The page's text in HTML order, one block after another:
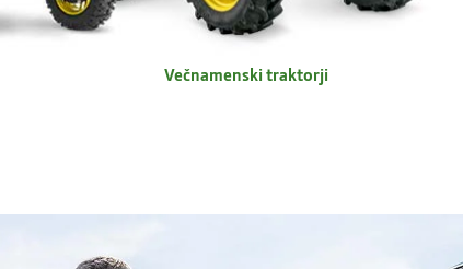
Večnamenski traktorji